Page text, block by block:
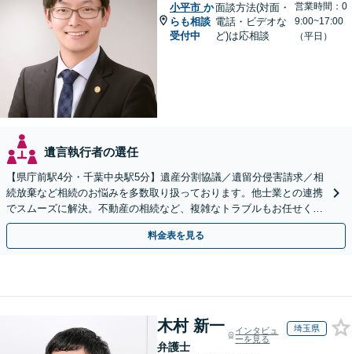
小平市 か
らも相談
受付中
面談方法(対面・
電話・ビデオな
ど)は応相談
営業時間：0
9:00~17:00
（平日）
遺言執行者の選任
【県庁前駅4分・千葉中央駅5分】遺産分割協議／遺留分侵害請求／相
続放棄など相続のお悩みを多数取り扱っております。他士業との連携
でスムーズに解決。不動産の相続など、複雑なトラブルもお任せくだ
さい。【初回面談相談30分無料】
料金表を見る
木村 新一
弁護士
インタビュ
ーを見る
埼玉県